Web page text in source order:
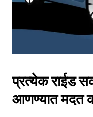
प्रत्येक राईड
आणण्यात